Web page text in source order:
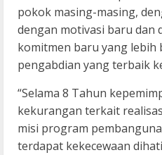
pokok masing-masing,
dengan motivasi baru dan
komitmen baru yang lebih
pengabdian yang terbaik
“Selama 8 Tahun
kekurangan terkait
misi program
terdapat kekecewaan